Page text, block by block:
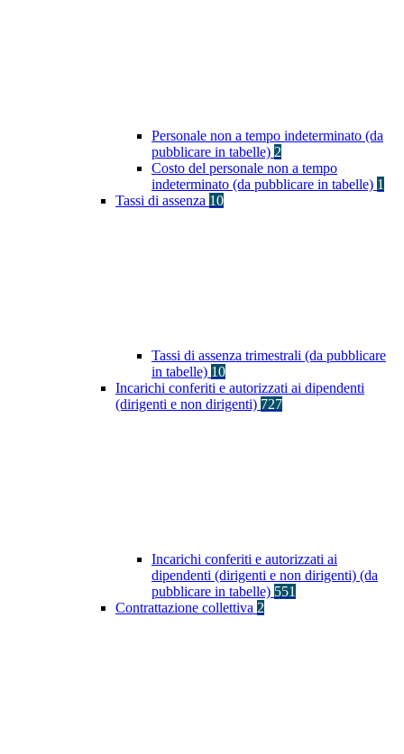
Personale non a tempo indeterminato (da
pubblicare in tabelle) 2
Costo del personale non a tempo
indeterminato (da pubblicare in tabelle) 1
Tassi di assenza 10
Tassi di assenza trimestrali (da pubblicare
in tabelle) 10
Incarichi conferiti e autorizzati ai dipendenti
(dirigenti e non dirigenti) 727
Incarichi conferiti e autorizzati ai
dipendenti (dirigenti e non dirigenti) (da
pubblicare in tabelle) 551
Contrattazione collettiva 2